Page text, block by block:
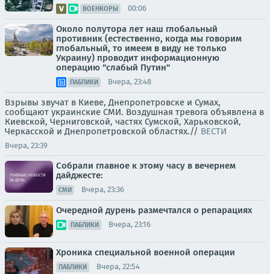
ВОЕНКОРЫ 00:06
Около полутора лет наш глобальный
противник (естественно, когда мы говорим
глобальный, то имеем в виду не только
Украину) проводит информационную
операцию "слабый Путин"
ПАБЛИКИ Вчера, 23:48
Взрывы звучат в Киеве, Днепропетровске и Сумах,
сообщают украинские СМИ. Воздушная тревога объявлена в
Киевской, Черниговской, частях Сумской, Харьковской,
Черкасской и Днепропетровской областях.// ВЕСТИ
Вчера, 23:39
Собрали главное к этому часу в вечернем
дайджесте:
СМИ Вчера, 23:36
Очередной дурень размечтался о репарациях
ПАБЛИКИ Вчера, 23:16
Хроника специальной военной операции
ПАБЛИКИ Вчера, 22:54